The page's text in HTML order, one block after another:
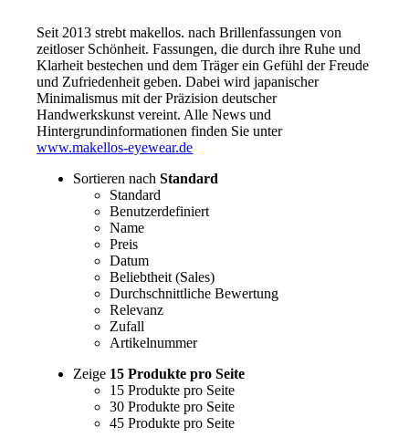
Seit 2013 strebt makellos. nach Brillenfassungen von
zeitloser Schönheit. Fassungen, die durch ihre Ruhe und
Klarheit bestechen und dem Träger ein Gefühl der Freude
und Zufriedenheit geben. Dabei wird japanischer
Minimalismus mit der Präzision deutscher
Handwerkskunst vereint. Alle News und
Hintergrundinformationen finden Sie unter
www.makellos-eyewear.de
Sortieren nachStandard
Standard
Benutzerdefiniert
Name
Preis
Datum
Beliebtheit (Sales)
Durchschnittliche Bewertung
Relevanz
Zufall
Artikelnummer
Zeige 15 Produkte pro Seite
15 Produkte pro Seite
30 Produkte pro Seite
45 Produkte pro Seite